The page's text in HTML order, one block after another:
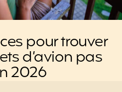
pour trouver
d’avion pas
2026